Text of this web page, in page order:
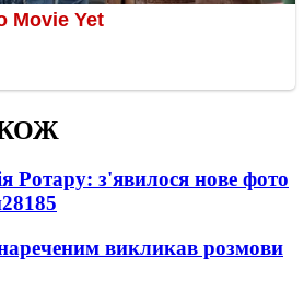
Ротару: з'явилося нове фото
28185
викликав розмови